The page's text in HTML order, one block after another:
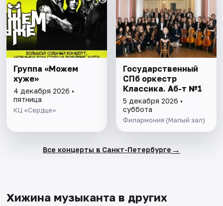
Группа «Можем
хуже»
4 декабря 2026 •
пятница
КЦ «Сердце»
Государственный
СПб оркестр
Классика. Аб-т №1
5 декабря 2026 •
суббота
Филармония (Малый зал)
Все концерты в Санкт-Петербурге →
Хижина музыканта в других